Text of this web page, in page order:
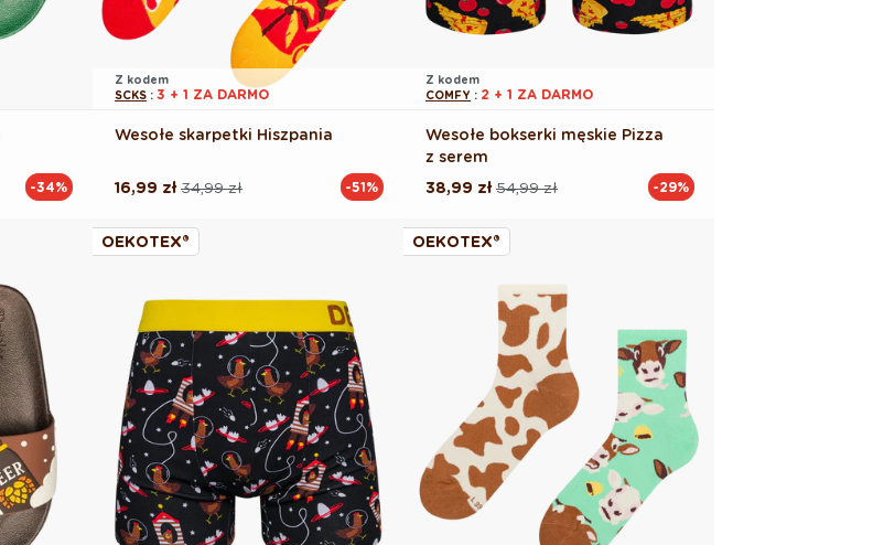
-34%
Z kodem
SCKS : 3 + 1 ZA DARMO
Wesołe skarpetki Hiszpania
Cena
34,99 zł
Cena
16,99 zł -51%
Z kodem
COMFY : 2 + 1 ZA DARMO
Wesołe bokserki męskie Pizza
z serem
Cena
54,99 zł
Cena
38,99 zł -29%
OEKOTEX® OEKOTEX®